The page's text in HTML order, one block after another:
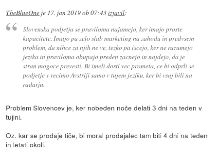
TheBlueOne je 17. jan 2019 ob 07:43izjavil:
Slovenska podjetja se praviloma najamejo, ker imajo proste
kapacitete. Imajo pa zelo slab marketing na zahodu in predvsem
problem, da nihce za njih ne ve, tezko pa iscejo, ker ne razumejo
jezika in praviloma obupajo preden zacnejo in najdejo, da je
stran mogoce prevesti. Bi imeli dosti vec prometa, ce bi odprli se
podjetje v recimo Avstriji samo v tujem jeziku, ker bi vsaj bili na
radarju.
Problem Slovencev je, ker nobeden noče delati 3 dni na teden v
tujini.
Oz. kar se prodaje tiče, bi moral prodajalec tam biti 4 dni na teden
in letati okoli.